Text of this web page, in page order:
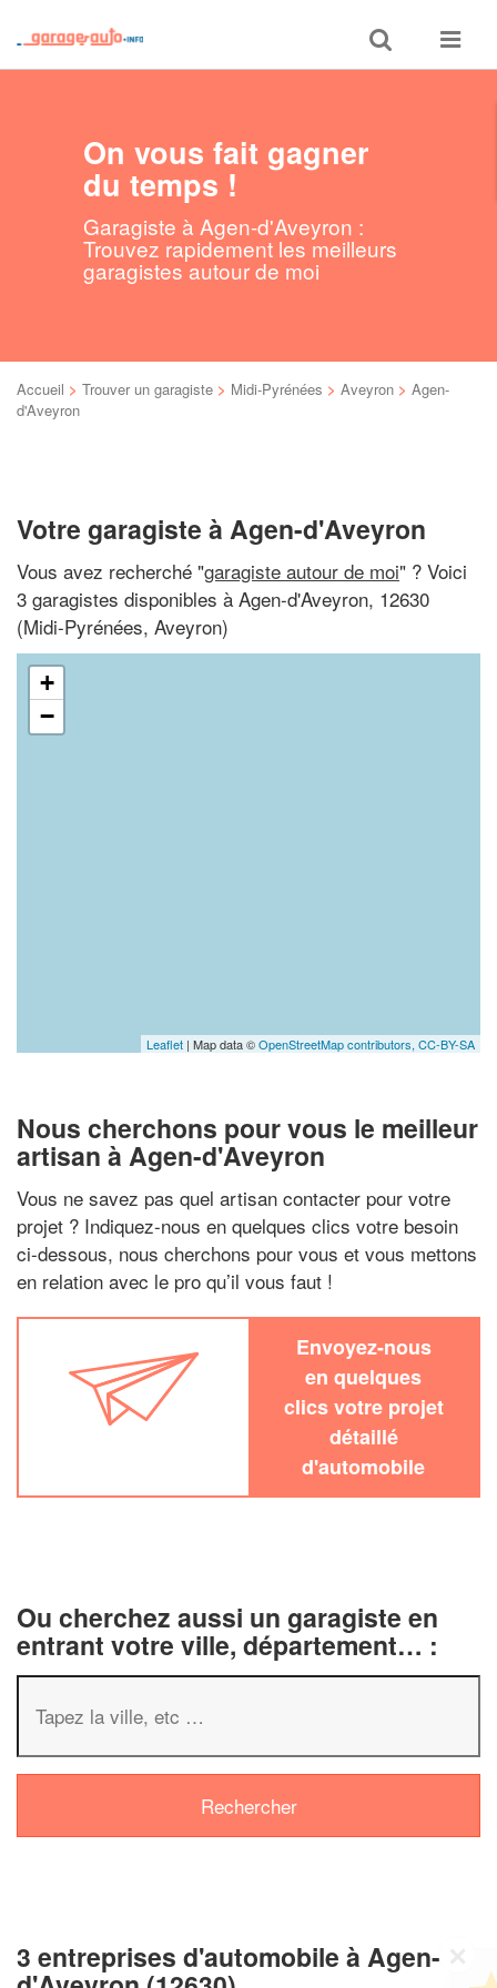
Toggle
search
Toggle
On vous fait gagner
du temps !
Garagiste à Agen-d'Aveyron :
Trouvez rapidement les meilleurs
garagistes autour de moi
Accueil > Trouver un garagiste > Midi-Pyrénées > Aveyron > Agen-
d'Aveyron
Votre garagiste à Agen-d'Aveyron
Vous avez recherché "garagiste autour de moi" ? Voici
3 garagistes disponibles à Agen-d'Aveyron, 12630
(Midi-Pyrénées, Aveyron)
+
−
Leaflet | Map data ©OpenStreetMap contributors, CC-BY-SA
Nous cherchons pour vous le meilleur
artisan à Agen-d'Aveyron
Vous ne savez pas quel artisan contacter pour votre
projet ? Indiquez-nous en quelques clics votre besoin
ci-dessous, nous cherchons pour vous et vous mettons
en relation avec le pro qu’il vous faut !
Envoyez-nous
en quelques
clics votre projet
détaillé
d'automobile
Ou cherchez aussi un garagiste en
entrant votre ville, département… :
3 entreprises d'automobile à Agen-
✕
Vous êtes un